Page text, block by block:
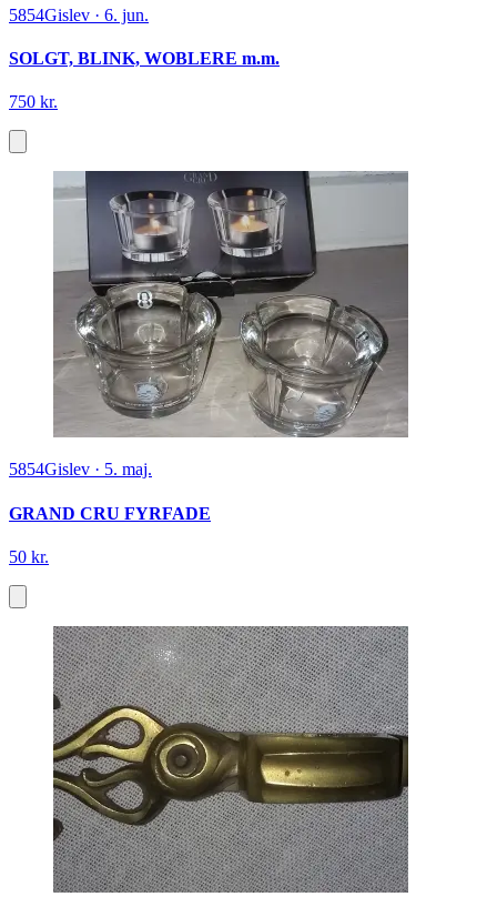
5854Gislev · 6. jun.
SOLGT, BLINK, WOBLERE m.m.
750 kr.
5854Gislev · 5. maj.
GRAND CRU FYRFADE
50 kr.